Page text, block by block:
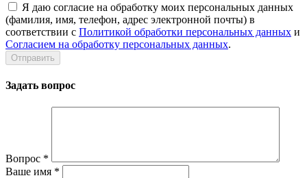
Я даю согласие на обработку моих персональных данных
(фамилия, имя, телефон, адрес электронной почты) в
соответствии с Политикой обработки персональных данных и
Согласием на обработку персональных данных.
Задать вопрос
Вопрос *
Ваше имя *